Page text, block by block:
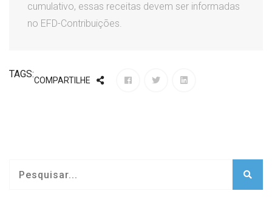
cumulativo, essas receitas devem ser informadas
no EFD-Contribuições.
TAGS:
COMPARTILHE